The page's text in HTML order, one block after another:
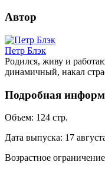
Автор
Петр Блэк
Родился, живу и
динамичный, накал
Подробная
Объем: 124 стр.
Дата выпуска: 17
Возрастное